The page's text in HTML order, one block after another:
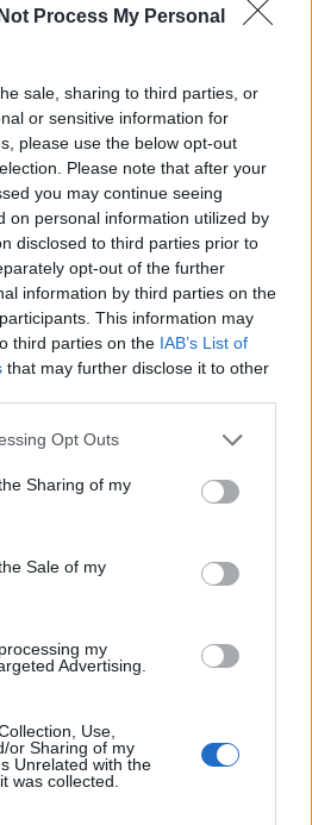
Process My Personal
sale, sharing to third parties, or
or sensitive information for
please use the below opt-out
Please note that after your
you may continue seeing
on personal information utilized by
disclosed to third parties prior to
opt-out of the further
information by third parties on the
This information may
third parties on the IAB’s List of
that may further disclose it to other
app uses one or more Google
usage behaviour. You may click to
and its third-party tags to
purposes in below Google
Opt Outs
Sharing of my
Sale of my
my
Advertising.
Use,
or Sharing of my
Unrelated with the
was collected.
το μέτωπο – 58
επίθεση από το 2022